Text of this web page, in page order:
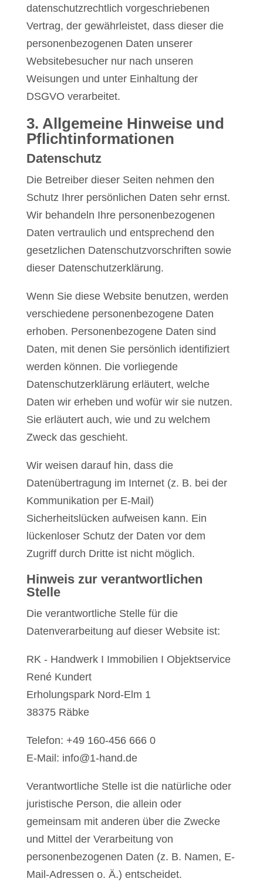
datenschutzrechtlich vorgeschriebenen
Vertrag, der gewährleistet, dass dieser die
personenbezogenen Daten unserer
Websitebesucher nur nach unseren
Weisungen und unter Einhaltung der
DSGVO verarbeitet.
3. Allgemeine Hinweise und
Pflicht­informationen
Datenschutz
Die Betreiber dieser Seiten nehmen den
Schutz Ihrer persönlichen Daten sehr ernst.
Wir behandeln Ihre personenbezogenen
Daten vertraulich und entsprechend den
gesetzlichen Datenschutzvorschriften sowie
dieser Datenschutzerklärung.
Wenn Sie diese Website benutzen, werden
verschiedene personenbezogene Daten
erhoben. Personenbezogene Daten sind
Daten, mit denen Sie persönlich identifiziert
werden können. Die vorliegende
Datenschutzerklärung erläutert, welche
Daten wir erheben und wofür wir sie nutzen.
Sie erläutert auch, wie und zu welchem
Zweck das geschieht.
Wir weisen darauf hin, dass die
Datenübertragung im Internet (z. B. bei der
Kommunikation per E-Mail)
Sicherheitslücken aufweisen kann. Ein
lückenloser Schutz der Daten vor dem
Zugriff durch Dritte ist nicht möglich.
Hinweis zur verantwortlichen
Stelle
Die verantwortliche Stelle für die
Datenverarbeitung auf dieser Website ist:
RK - Handwerk I Immobilien I Objektservice
René Kundert
Erholungspark Nord-Elm 1
38375 Räbke
Telefon: +49 160-456 666 0
E-Mail: info@1-hand.de
Verantwortliche Stelle ist die natürliche oder
juristische Person, die allein oder
gemeinsam mit anderen über die Zwecke
und Mittel der Verarbeitung von
personenbezogenen Daten (z. B. Namen, E-
Mail-Adressen o. Ä.) entscheidet.